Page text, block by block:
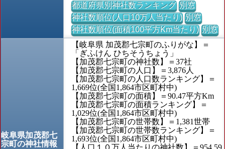
都道府県別神社数ランキング 別窓
神社数順位(人口10万人当たり) 別窓
神社数順位(面積100平方Km当たり) 別窓
岐阜県加茂郡七
宗町の神社情報
【岐阜県 加茂郡七宗町のふりがな】＝
「ぎふけん ひちそうちょう」
【加茂郡七宗町の神社数】＝37社
【加茂郡七宗町の人口】＝3,876人
【加茂郡七宗町の人口数ランキング】＝
1,669位(全国1,864市区町村中)
【加茂郡七宗町の面積】＝90.47平方Km
【加茂郡七宗町の面積ランキング】＝
1,029位(全国1,864市区町村中)
【加茂郡七宗町の世帯数】＝1,381世帯
【加茂郡七宗町の世帯数ランキング】＝
1,693位(全国1,864市区町村中)
【人口１０万人当たりの神社数】＝954.59